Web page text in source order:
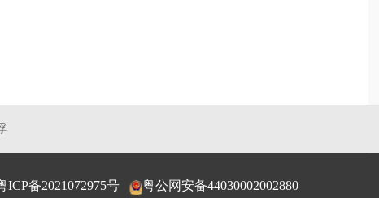
ICP备2021072975号 粤公网安备44030002002880